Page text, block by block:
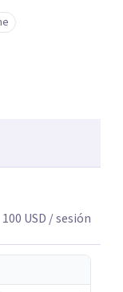
combina
psicología
integrando
Mi
el inconsciente,
es único y
100 USD / sesión